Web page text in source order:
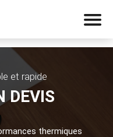
et rapide
DEVIS
thermiques